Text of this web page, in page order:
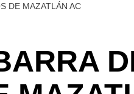
DE MAZATLÁN AC